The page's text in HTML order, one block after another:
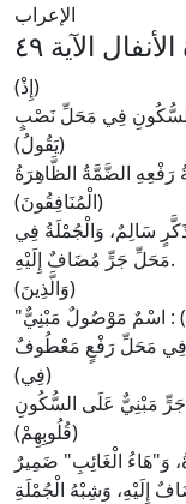
الإعراب
الآية ٤٩
(إِذْ)
(يَقُولُ)
(الْمُنَافِقُونَ)
سَالِمٌ، وَالْجُمْلَةُ فِي
مَحَلِّ جَرٍّ مُضَافٌ إِلَيْهِ.
(وَالَّذِينَ)
") : اسْمٌ مَوْصُولٌ مَبْنِيٌّ
(فِي)
(قُلُوبِهِمْ)
وَ"هَاءُ الْغَائِبِ" ضَمِيرٌ
وَشِبْهُ الْجُمْلَةِ